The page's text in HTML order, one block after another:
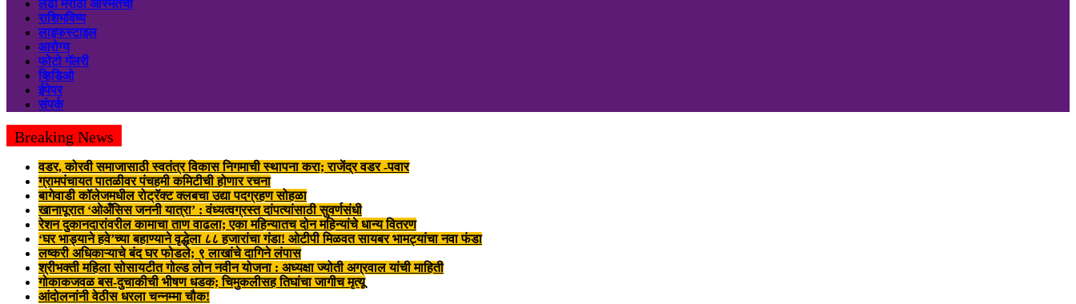
लढा मराठी अस्मितेचा
राशिभविष्य
लाइफस्टाइल
आरोग्य
फोटो गॅलरी
व्हिडिओ
ईपेपर
संपर्क
Breaking News
वडर, कोरवी समाजासाठी स्वतंत्र विकास निगमाची स्थापना करा; राजेंद्र वडर -पवार
ग्रामपंचायत पातळीवर पंचहमी कमिटीची होणार रचना
बागेवाडी कॉलेजमधील रोट्रॅक्ट क्लबचा उद्या पदग्रहण सोहळा
खानापूरात ‘ओअँसिस जननी यात्रा’ : वंध्यत्वग्रस्त दांपत्यांसाठी सुवर्णसंधी
रेशन दुकानदारांवरील कामाचा ताण वाढला; एका महिन्यातच दोन महिन्यांचे धान्य वितरण
‘घर भाड्याने हवे’च्या बहाण्याने वृद्धेला ८८ हजारांचा गंडा! ओटीपी मिळवत सायबर भामट्यांचा नवा फंडा
लष्करी अधिकाऱ्याचे बंद घर फोडले; ९ लाखांचे दागिने लंपास
श्रीभक्ती महिला सोसायटीत गोल्ड लोन नवीन योजना : अध्यक्षा ज्योती अग्रवाल यांची माहिती
गोकाकजवळ बस-दुचाकीची भीषण धडक; चिमुकलीसह तिघांचा जागीच मृत्यू
आंदोलनांनी वेठीस धरला चन्नम्मा चौक!